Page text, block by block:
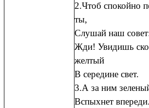
2.Чтоб спокойно
ты,
Слушай наш
Жди! Увидишь
желтый
В середине свет.
3.А за ним
Вспыхнет впереди.